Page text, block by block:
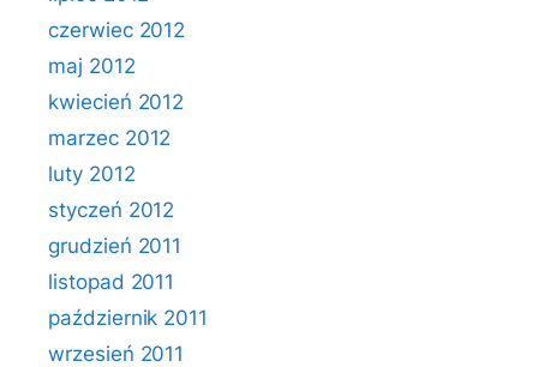
czerwiec 2012
maj 2012
kwiecień 2012
marzec 2012
luty 2012
styczeń 2012
grudzień 2011
listopad 2011
październik 2011
wrzesień 2011